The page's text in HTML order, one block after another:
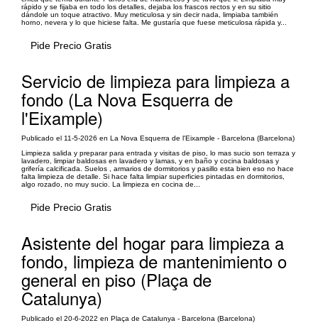
rápido y se fijaba en todo los detalles, dejaba los frascos rectos y en su sitio
dándole un toque atractivo. Muy meticulosa y sin decir nada, limpiaba también
horno, nevera y lo que hiciese falta. Me gustaría que fuese meticulosa rápida y...
Pide Precio Gratis
Servicio de limpieza para limpieza a
fondo (La Nova Esquerra de
l'Eixample)
Publicado el 11-5-2026 en La Nova Esquerra de l'Eixample - Barcelona (Barcelona)
Limpieza salida y preparar para entrada y visitas de piso, lo mas sucio son terraza y
lavadero, limpiar baldosas en lavadero y lamas, y en baño y cocina baldosas y
grifería calcificada. Suelos , armarios de dormitorios y pasillo esta bien eso no hace
falta limpieza de detalle. Si hace falta limpiar superficies pintadas en dormitorios,
algo rozado, no muy sucio. La limpieza en cocina de...
Pide Precio Gratis
Asistente del hogar para limpieza a
fondo, limpieza de mantenimiento o
general en piso (Plaça de
Catalunya)
Publicado el 20-6-2022 en Plaça de Catalunya - Barcelona (Barcelona)